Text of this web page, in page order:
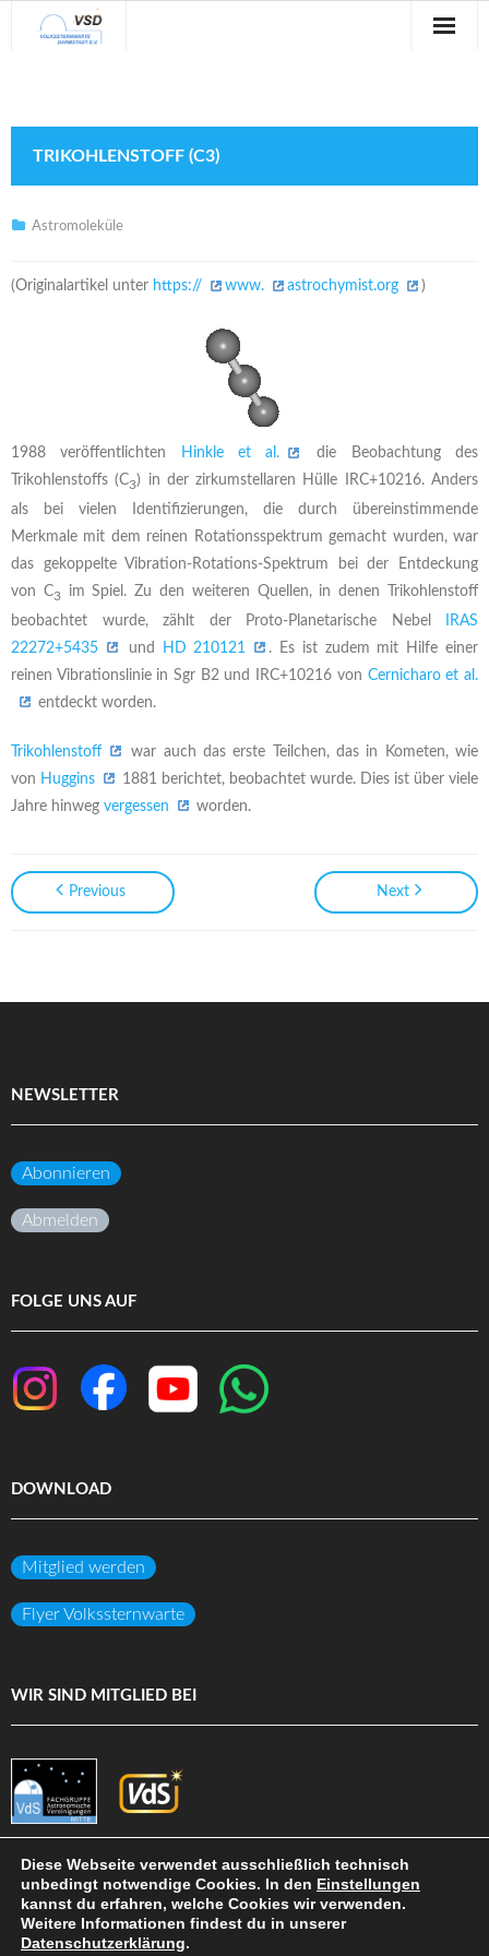
Veranstaltungen
Blog
Galerie
TRIKOHLENSTOFF (C3)
Astromoleküle
(Originalartikel unter https:// www. astrochymist.org )
1988 veröffentlichten Hinkle et al.
die Beobachtung des
Trikohlenstoffs (C3) in der zirkumstellaren Hülle IRC+10216. Anders
als bei vielen Identifizierungen, die durch übereinstimmende
Merkmale mit dem reinen Rotationsspektrum gemacht wurden, war
das gekoppelte Vibration-Rotations-Spektrum bei der Entdeckung
von C3
im Spiel. Zu den weiteren Quellen, in denen Trikohlenstoff
beobachtet wurde, zählt der Proto-Planetarische Nebel
IRAS
22272+5435
und HD 210121
. Es ist zudem mit Hilfe einer
reinen Vibrationslinie in Sgr B2 und IRC+10216 von Cernicharo et al.
entdeckt worden.
Trikohlenstoff
war auch das erste Teilchen, das in Kometen, wie
von Huggins
1881 berichtet, beobachtet wurde. Dies ist über viele
Jahre hinweg vergessen worden.
Previous Next
NEWSLETTER
Abonnieren
Abmelden
FOLGE UNS AUF
DOWNLOAD
Mitglied werden
Flyer Volkssternwarte
WIR SIND MITGLIED BEI
(c) Volkssternwarte Darmstadt e.V.
DATENSCHUTZ IMPRESSUM
Diese Webseite verwendet ausschließlich technisch
unbedingt notwendige Cookies. In den Einstellungen
kannst du erfahren, welche Cookies wir verwenden.
Weitere Informationen findest du in unserer
Datenschutzerklärung.